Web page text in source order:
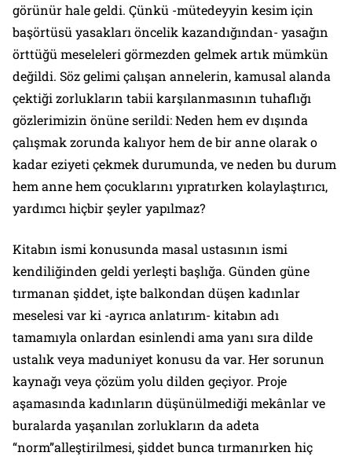
görünür hale geldi. Çünkü -mütedeyyin kesim için
başörtüsü yasakları öncelik kazandığından- yasağın
örttüğü meseleleri görmezden gelmek artık mümkün
değildi. Söz gelimi çalışan annelerin, kamusal alanda
çektiği zorlukların tabii karşılanmasının tuhaflığı
gözlerimizin önüne serildi: Neden hem ev dışında
çalışmak zorunda kalıyor hem de bir anne olarak o
kadar eziyeti çekmek durumunda, ve neden bu durum
hem anne hem çocuklarını yıpratırken kolaylaştırıcı,
yardımcı hiçbir şeyler yapılmaz?
Kitabın ismi konusunda masal ustasının ismi
kendiliğinden geldi yerleşti başlığa. Günden güne
tırmanan şiddet, işte balkondan düşen kadınlar
meselesi var ki -ayrıca anlatırım- kitabın adı
tamamıyla onlardan esinlendi ama yanı sıra dilde
ustalık veya maduniyet konusu da var. Her sorunun
kaynağı veya çözüm yolu dilden geçiyor. Proje
aşamasında kadınların düşünülmediği mekânlar ve
buralarda yaşanılan zorlukların da adeta
“norm”alleştirilmesi, şiddet bunca tırmanırken hiç